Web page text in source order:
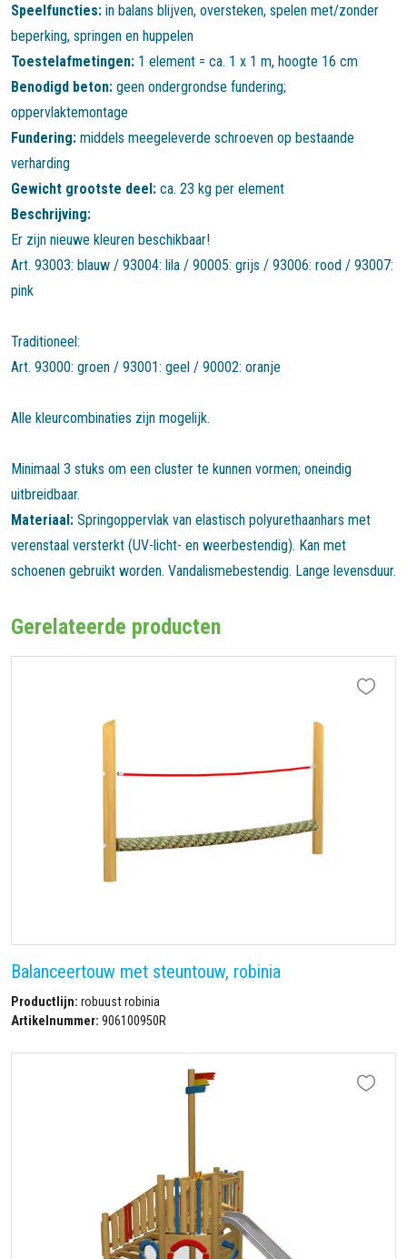
Speelfuncties: in balans blijven, oversteken, spelen met/zonder
beperking, springen en huppelen
Toestelafmetingen: 1 element = ca. 1 x 1 m, hoogte 16 cm
Benodigd beton: geen ondergrondse fundering;
oppervlaktemontage
Fundering: middels meegeleverde schroeven op bestaande
verharding
Gewicht grootste deel: ca. 23 kg per element
Beschrijving:
Er zijn nieuwe kleuren beschikbaar!
Art. 93003: blauw / 93004: lila / 90005: grijs / 93006: rood / 93007:
pink
Traditioneel:
Art. 93000: groen / 93001: geel / 90002: oranje
Alle kleurcombinaties zijn mogelijk.
Minimaal 3 stuks om een cluster te kunnen vormen; oneindig
uitbreidbaar.
Materiaal: Springoppervlak van elastisch polyurethaanhars met
verenstaal versterkt (UV-licht- en weerbestendig). Kan met
schoenen gebruikt worden. Vandalismebestendig. Lange levensduur.
Gerelateerde producten
Balanceertouw met steuntouw, robinia
Productlijn: robuust robinia
Artikelnummer: 906100950R